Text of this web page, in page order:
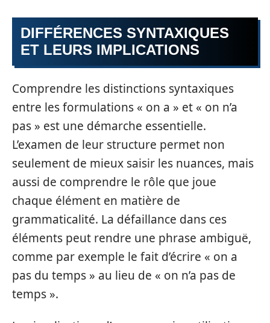
DIFFÉRENCES SYNTAXIQUES
ET LEURS IMPLICATIONS
Comprendre les distinctions syntaxiques
entre les formulations « on a » et « on n’a
pas » est une démarche essentielle.
L’examen de leur structure permet non
seulement de mieux saisir les nuances, mais
aussi de comprendre le rôle que joue
chaque élément en matière de
grammaticalité. La défaillance dans ces
éléments peut rendre une phrase ambiguë,
comme par exemple le fait d’écrire « on a
pas du temps » au lieu de « on n’a pas de
temps ».